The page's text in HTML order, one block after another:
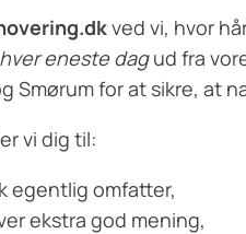
ved vi, hvor
hver eneste dagud fra
Smørum for at sikre, at
vi dig til:
egentlig omfatter,
ekstra god mening,